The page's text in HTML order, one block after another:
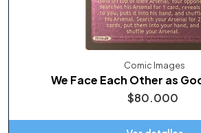
Comic Images
We Face Each Other as
$80.000